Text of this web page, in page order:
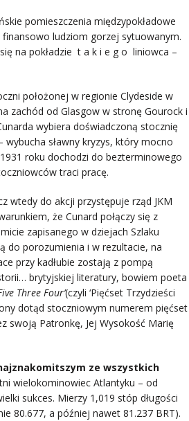
pomieszczenia międzypokładowe
finansowo ludziom gorzej sytuowanym.
na pokładzie t a k i e g o liniowca –
położonej w regionie Clydeside w
zachód od Glasgow w stronę Gourock i
wybiera doświadczoną stocznię
sławny kryzys, który mocno
roku dochodzi do bezterminowego
traci pracę.
wtedy do akcji przystępuje rząd JKM
że Cunard połączy się z
zapisanego w dziejach Szlaku
do porozumienia i w rezultacie, na
przy kadłubie zostają z pompą
brytyjskiej literatury, bowiem poeta
Three Four’(czyli ‘Pięćset Trzydzieści
dotąd stoczniowym numerem pięćset
swoją Patronkę, Jej Wysokość Marię
ze wszystkich
wielokominowiec Atlantyku – od
sukces. Mierzy 1,019 stóp długości
80.677, a później nawet 81.237 BRT).